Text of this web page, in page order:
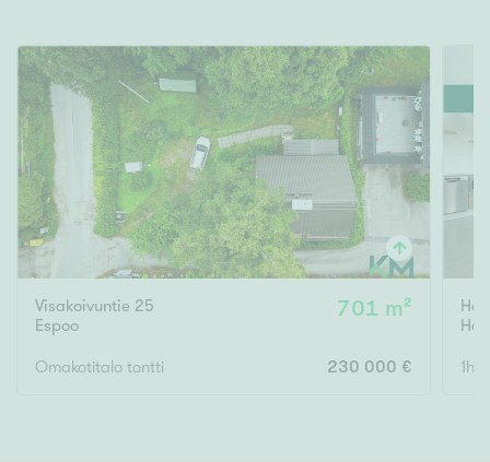
Visakoivuntie 25
Espoo
701 m²
Omakotitalo tontti 230 000 € 1h,